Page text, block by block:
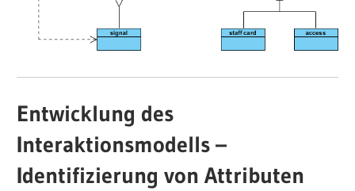
Entwicklung des
Interaktionsmodells –
Identifizierung von Attributen